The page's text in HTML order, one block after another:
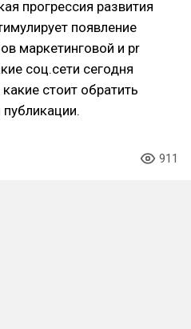
прогрессия развития
появление
маркетинговой и pr
соц.сети сегодня
стоит обратить
911